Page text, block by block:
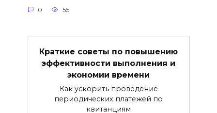
0 55
Краткие советы по повышению
эффективности выполнения и
экономии времени
Как ускорить проведение
периодических платежей по
квитанциям